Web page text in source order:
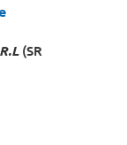
(SR